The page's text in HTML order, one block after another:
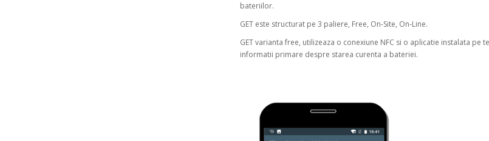
bateriilor.
GET este structurat pe 3 paliere, Free, On-Site, On-Line.
GET varianta free, utilizeaza o conexiune NFC si o aplicatie instalata
informatii primare despre starea curenta a bateriei.